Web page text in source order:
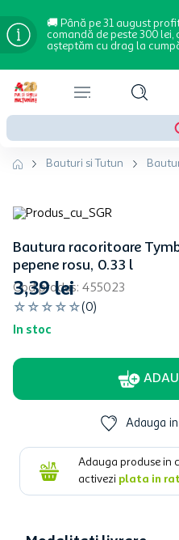
🚚 Până pe 31 august
comandă de peste 300 lei,
așteptăm cu drag la
Bauturi si Tutun
Bautura racoritoare
pepene rosu, 0.33 l
Cod produs: 455023
☆ ☆ ☆ ☆ ☆(0)
In stoc
3,39 lei
Adauga
Adauga produse in
activezi plata in